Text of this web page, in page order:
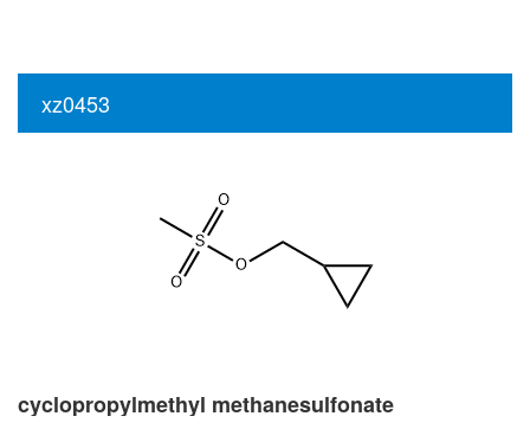
xz0453
cyclopropylmethyl methanesulfonate